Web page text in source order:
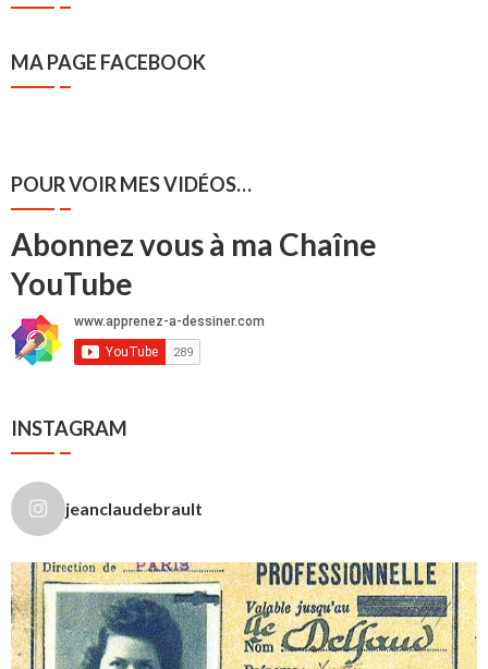
MA PAGE FACEBOOK
POUR VOIR MES VIDÉOS…
Abonnez vous à ma Chaîne
YouTube
INSTAGRAM
jeanclaudebrault